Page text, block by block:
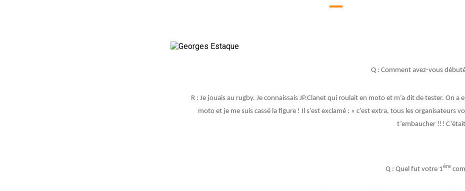
Q : Comment avez-vous
R : Je jouais au rugby. Je connaissais JP.Clanet qui roulait en moto et m’a dit de tester. On a
moto et je me suis cassé la figure ! Il s’est exclamé : « c’est extra, tous les organisateurs
t’embaucher !!!
Q : Quel fut votre 1ère